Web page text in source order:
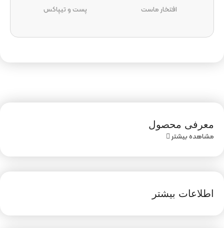
افتخار ماست پست و تیپاکس
معرفی محصول
مشاهده بیشتر
اطلاعات بیشتر